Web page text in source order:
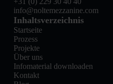
Inhaltsverzeichnis
Startseite
Prozess
Projekte
Über uns
Infomaterial downloaden
Kontakt
info@noltemezzanine.com